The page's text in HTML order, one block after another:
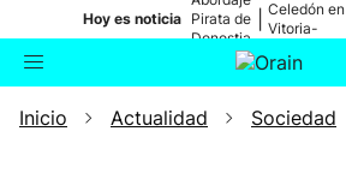
Hoy es noticia Pirata de
Donostia
Celedón en
Vitoria-
Buscador Actualidad
Inicio Actualidad Sociedad